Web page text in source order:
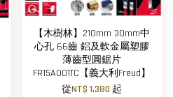
【木樹林】210mm 30mm中
心孔 66齒 鋁及軟金屬塑膠
薄齒型圓鋸片
FR15A001TC【義大利Freud】
從NT$ 1,380 起